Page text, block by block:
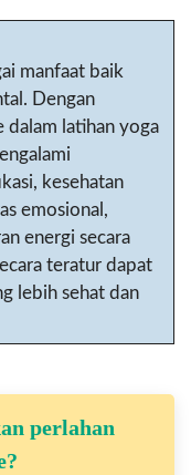
manfaat baik
Dengan
dalam latihan yoga
kesehatan
emosional,
energi secara
teratur dapat
lebih sehat dan
perlahan